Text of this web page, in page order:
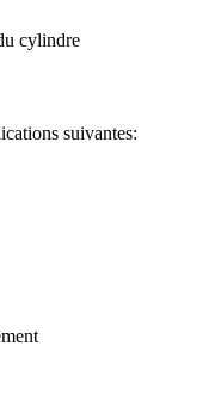
cylindre
suivantes: